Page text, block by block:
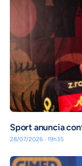
Sport anuncia
28/07/2026 · 19h35